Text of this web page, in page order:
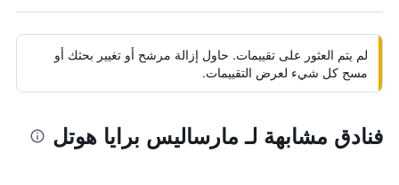
لم يتم العثور على تقييمات. حاول إزالة مرشح أو تغيير بحثك أو
مسح كل شيء لعرض التقييمات.
فنادق مشابهة لـ مارساليس برايا هوتل